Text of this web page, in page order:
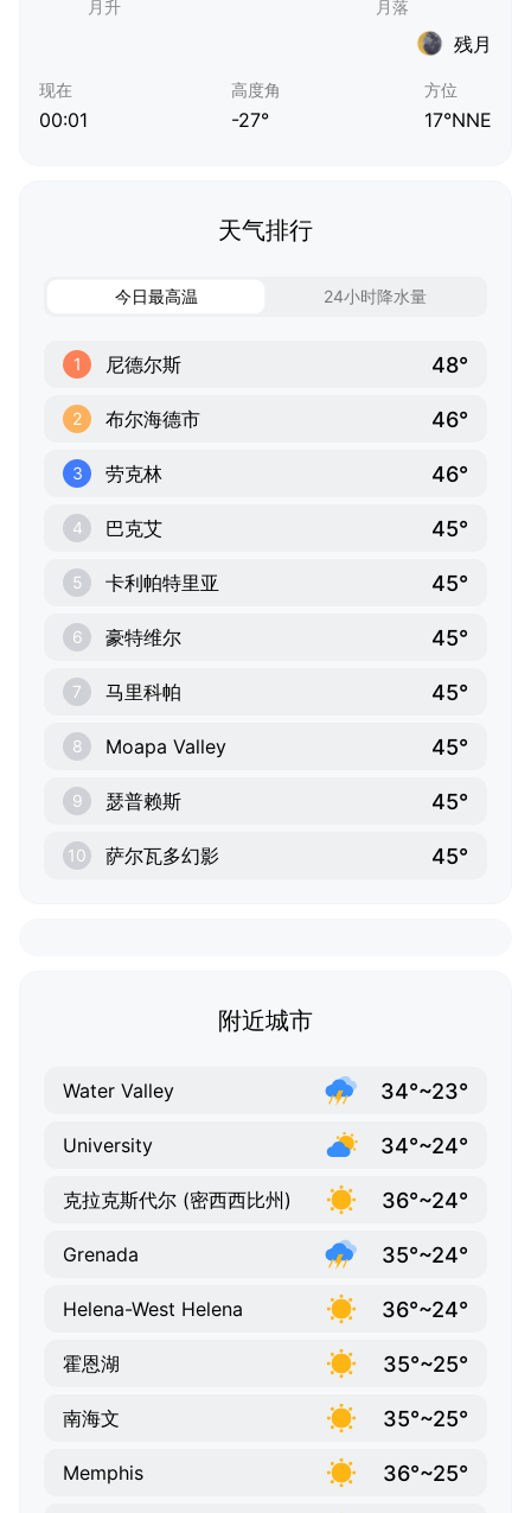
残月
现在
00:01
高度角
-27°
方位
17°NNE
天气排行
今日最高温 24小时降水量
1 尼德尔斯 48°
2 布尔海德市 46°
3 劳克林 46°
4 巴克艾 45°
5 卡利帕特里亚 45°
6 豪特维尔 45°
7 马里科帕 45°
8 Moapa Valley 45°
9 瑟普赖斯 45°
10 萨尔瓦多幻影 45°
附近城市
Water Valley 34°~23°
University 34°~24°
克拉克斯代尔 (密西西比州) 36°~24°
Grenada 35°~24°
Helena-West Helena 36°~24°
霍恩湖 35°~25°
南海文 35°~25°
Memphis 36°~25°